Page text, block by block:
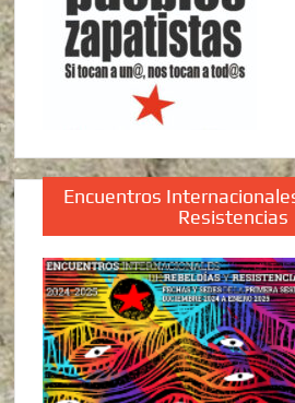
Encuentros
Resistencias